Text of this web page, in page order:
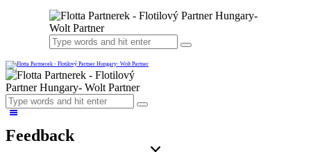
Feedback